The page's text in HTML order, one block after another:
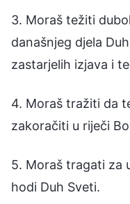
3. Moraš težiti
današnjeg djela
zastarjelih izjava i
4. Moraš tražiti da
zakoračiti u riječi
5. Moraš tragati za
hodi Duh Sveti.